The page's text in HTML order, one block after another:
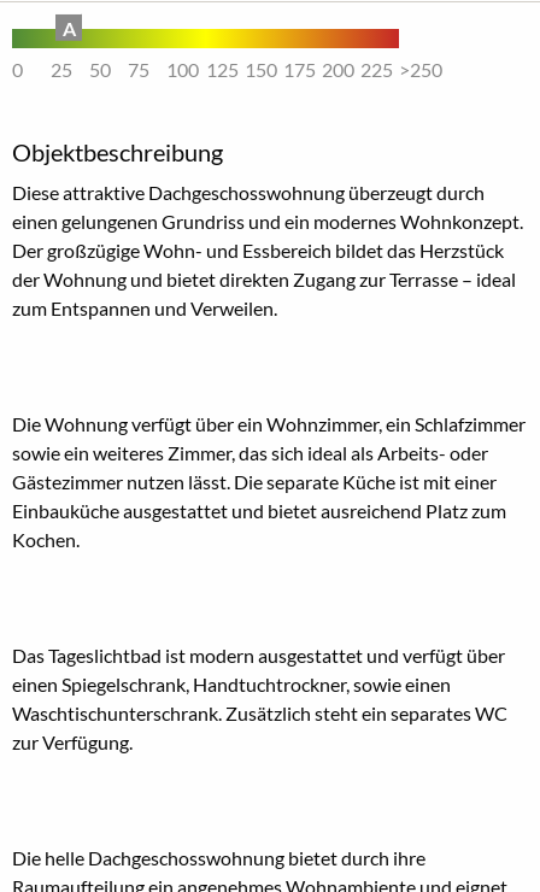
0 25 50 75 100 125 150 175 200 225 >250
A
Objektbeschreibung
Diese attraktive Dachgeschosswohnung überzeugt durch
einen gelungenen Grundriss und ein modernes Wohnkonzept.
Der großzügige Wohn- und Essbereich bildet das Herzstück
der Wohnung und bietet direkten Zugang zur Terrasse – ideal
zum Entspannen und Verweilen.
Die Wohnung verfügt über ein Wohnzimmer, ein Schlafzimmer
sowie ein weiteres Zimmer, das sich ideal als Arbeits- oder
Gästezimmer nutzen lässt. Die separate Küche ist mit einer
Einbauküche ausgestattet und bietet ausreichend Platz zum
Kochen.
Das Tageslichtbad ist modern ausgestattet und verfügt über
einen Spiegelschrank, Handtuchtrockner, sowie einen
Waschtischunterschrank. Zusätzlich steht ein separates WC
zur Verfügung.
Die helle Dachgeschosswohnung bietet durch ihre
Raumaufteilung ein angenehmes Wohnambiente und eignet